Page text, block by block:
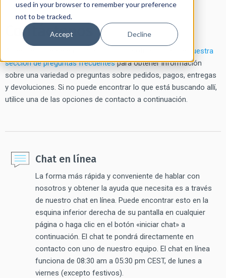
used in your browser to remember your preference
not to be tracked.
Accept Decline
Contáctenos
nuestra
sección de preguntas frecuentespara obtener información
sobre una variedad o preguntas sobre pedidos, pagos, entregas
y devoluciones. Si no puede encontrar lo que está buscando allí,
utilice una de las opciones de contacto a continuación.
Chat en línea
La forma más rápida y conveniente de hablar con
nosotros y obtener la ayuda que necesita es a través
de nuestro chat en línea. Puede encontrar esto en la
esquina inferior derecha de su pantalla en cualquier
página o haga clic en el botón «iniciar chat» a
continuación. El chat te pondrá directamente en
contacto con uno de nuestro equipo. El chat en línea
funciona de 08:30 am a 05:30 pm CEST, de lunes a
viernes (excepto festivos).